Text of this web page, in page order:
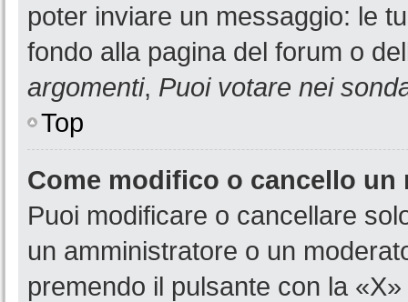
poter inviare un messaggio: le
fondo alla pagina del forum o
argomenti, Puoi votare nei
Top
Come modifico o cancello un
Puoi modificare o cancellare
un amministratore o un
premendo il pulsante con la